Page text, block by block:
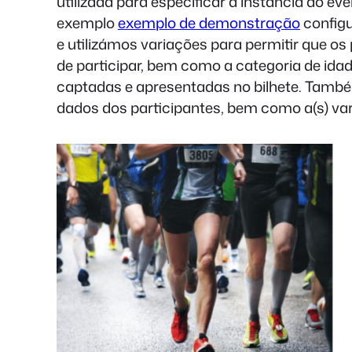
exemploexemplo de demonstração
e utilizámos variações para permitir que
de participar, bem como a categoria de
captadas e apresentadas no bilhete.
dados dos participantes, bem como a(s)